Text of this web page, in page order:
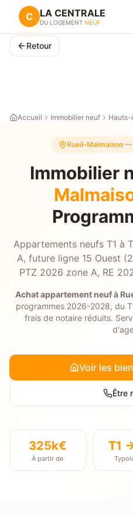
Retour
C LA CENTRALE
DU LOGEMENT NEUF
Retour
Accueil Immobilier neuf Hauts-
Rueil-Malmaison —
Immobilier
Appartements neufs T1 à
A, future ligne 15 Ouest
PTZ 2026 zone A, RE
Achat appartement neuf à
programmes 2026-2028, du
frais de notaire réduits.
Voir les
Être
325k€
À partir de
T1